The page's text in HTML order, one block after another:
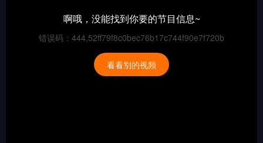
啊哦，没能找到你要的节目信息~
错误码：444,52ff79f8c0bec76b17c744f90e7f720b
看看别的视频